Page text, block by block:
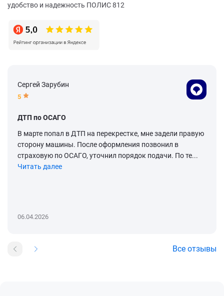
удобство и надежность ПОЛИС 812
Сергей Зарубин
5
ДТП по ОСАГО
В марте попал в ДТП на перекрестке, мне задели правую
сторону машины. После оформления позвонил в
страховую по ОСАГО, уточнил порядок подачи. По те...
Читать далее
06.04.2026
Все отзывы